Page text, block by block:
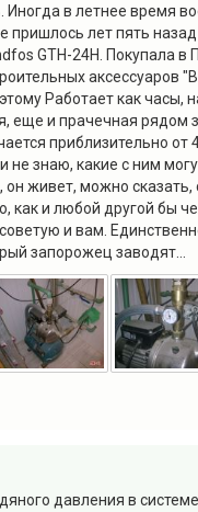
Иногда в летнее время
пришлось лет пять
GTH-24H. Покупала в
аксессуаров
Работает как часы,
еще и прачечная рядом
приблизительно от
не знаю, какие с ним
он живет, можно
как и любой другой бы
и вам.
запорожец заводят...
давления в